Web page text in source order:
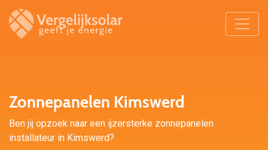
Zonnepanelen Kimswerd
Ben jij opzoek naar een ijzersterke zonnepanelen
installateur in Kimswerd?